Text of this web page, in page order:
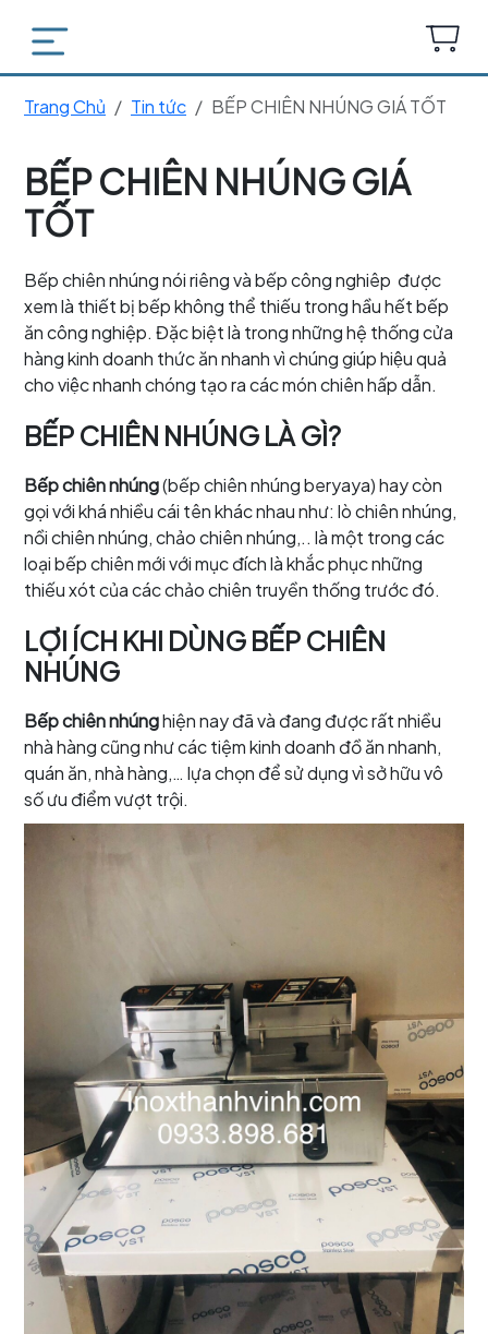
Trang Chủ Tin tức BẾP CHIÊN NHÚNG GIÁ TỐT
BẾP CHIÊN NHÚNG GIÁ
TỐT
Bếp chiên nhúng nói riêng và bếp công nghiêp được
xem là thiết bị bếp không thể thiếu trong hầu hết bếp
ăn công nghiệp. Đặc biệt là trong những hệ thống cửa
hàng kinh doanh thức ăn nhanh vì chúng giúp hiệu quả
cho việc nhanh chóng tạo ra các món chiên hấp dẫn.
BẾP CHIÊN NHÚNG LÀ GÌ?
Bếp chiên nhúng(bếp chiên nhúng beryaya) hay còn
gọi với khá nhiều cái tên khác nhau như: lò chiên nhúng,
nồi chiên nhúng, chảo chiên nhúng,.. là một trong các
loại bếp chiên mới với mục đích là khắc phục những
thiếu xót của các chảo chiên truyền thống trước đó.
LỢI ÍCH KHI DÙNG BẾP CHIÊN
NHÚNG
Bếp chiên nhúnghiện nay đã và đang được rất nhiều
nhà hàng cũng như các tiệm kinh doanh đồ ăn nhanh,
quán ăn, nhà hàng,… lựa chọn để sử dụng vì sở hữu vô
số ưu điểm vượt trội.